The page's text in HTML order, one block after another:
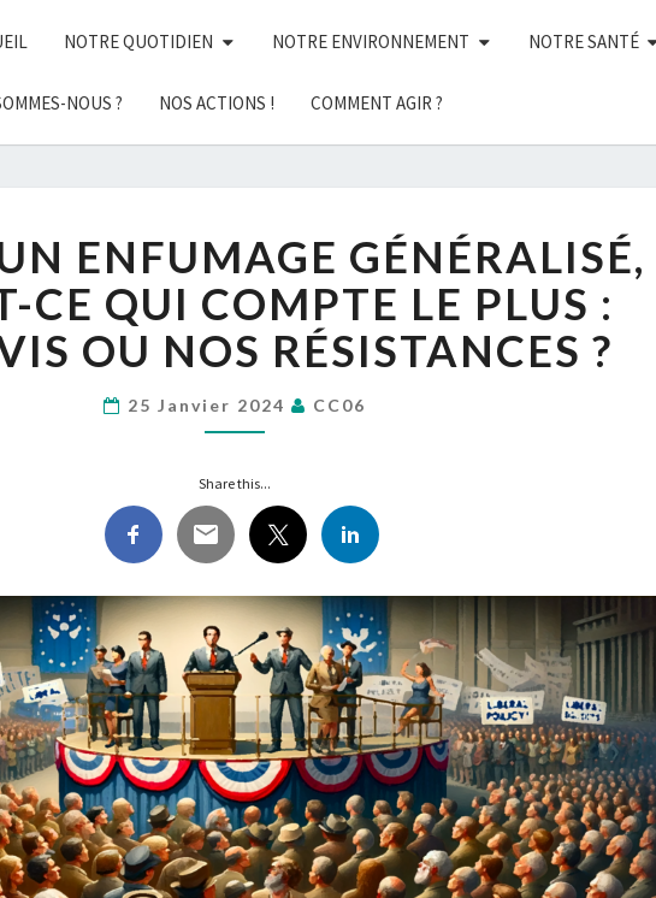
NOTRE QUOTIDIEN NOTRE ENVIRONNEMENT NOTRE SANTÉ
NOUS ? NOS ACTIONS ! COMMENT AGIR ?
À
UN
ENFUMAGE
GÉNÉRALISÉ,
QU’EST-
CE
QUI
LE
PLUS :
NOS
OU
NOS
RÉSISTANCES ?
ENFUMAGE GÉNÉRALISÉ,
CE QUI COMPTE LE PLUS :
OU NOS RÉSISTANCES ?
25 Janvier 2024 CC06
Share this...